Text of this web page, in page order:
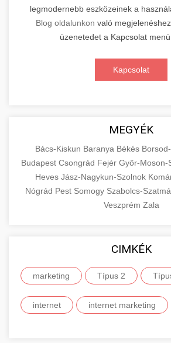
legmodernebb eszközeinek a
Blog oldalunkon való
üzenetedet a Kapcsolat
Kapcsolat
MEGYÉK
Bács-Kiskun Baranya Békés
Budapest Csongrád Fejér Győr-Moson-
Heves Jász-Nagykun-Szolnok
Nógrád Pest Somogy Szabolcs-
Veszprém Zala
CIMKÉK
marketing Típus 2
internet internet marketing